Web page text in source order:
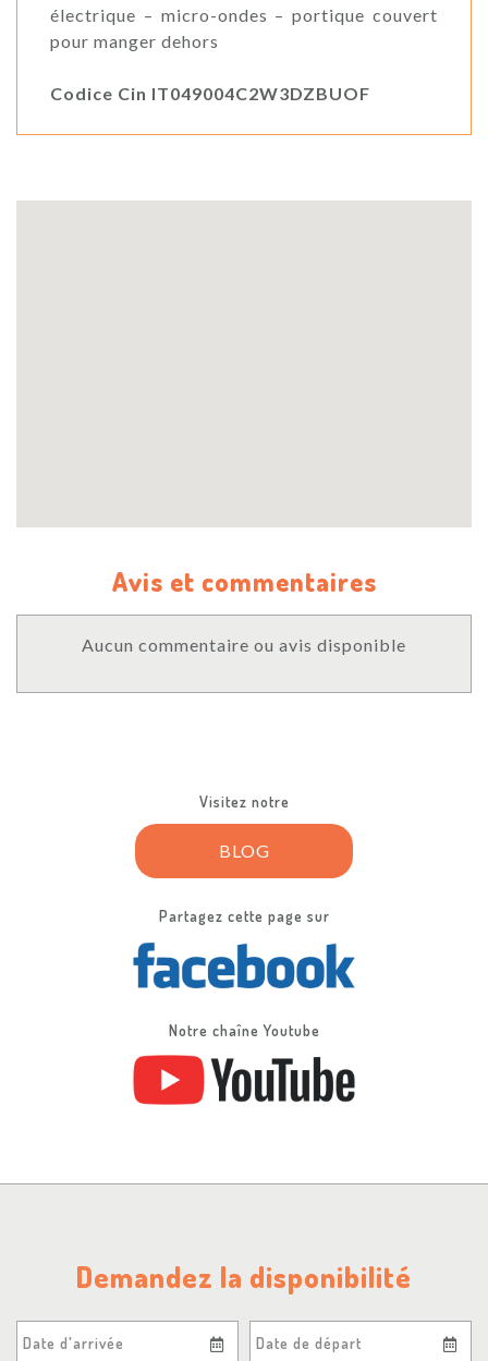
électrique – micro-ondes – portique couvert
pour manger dehors
Codice Cin IT049004C2W3DZBUOF
Avis et commentaires
Aucun commentaire ou avis disponible
Visitez notre
BLOG
Partagez cette page sur
Notre chaîne Youtube
Demandez la disponibilité
Date d'arrivée Date de départ